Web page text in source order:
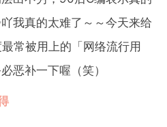
我真的太难了～～今天来给
常被用上的「网络流行用
恶补一下喔（笑）